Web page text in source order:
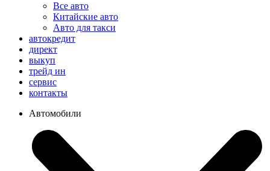
Все авто
Китайские авто
Авто для такси
автокредит
директ
выкуп
трейд ин
сервис
контакты
Автомобили